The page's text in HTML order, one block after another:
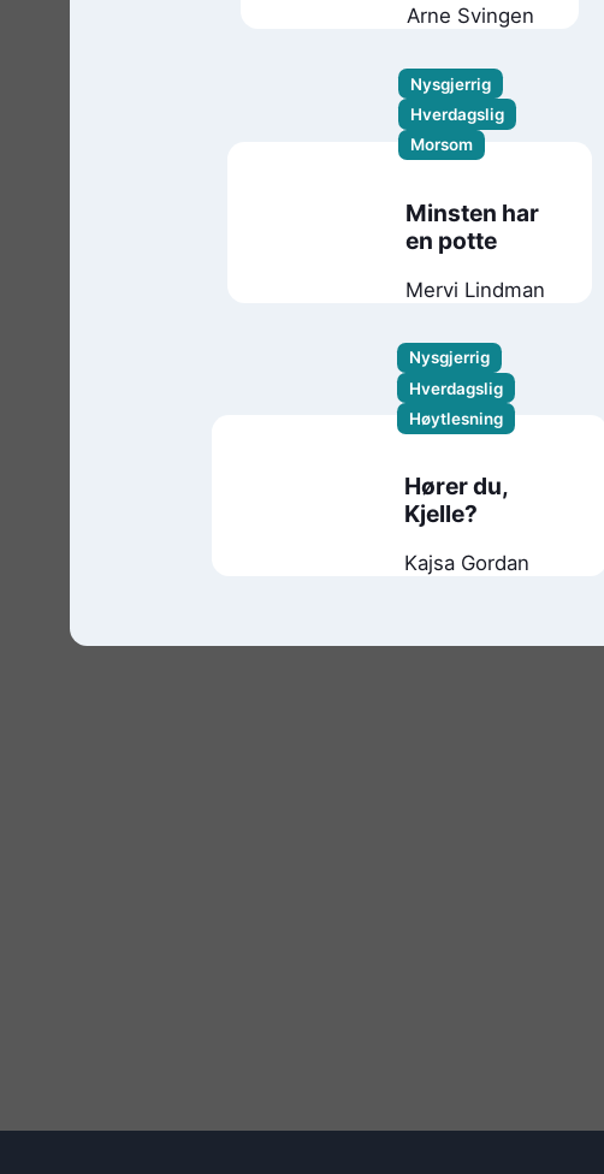
Arne Svingen
Nysgjerrig
Hverdagslig
Morsom
Minsten har
en potte
Mervi Lindman
Nysgjerrig
Hverdagslig
Høytlesning
Hører du,
Kjelle?
Kajsa Gordan